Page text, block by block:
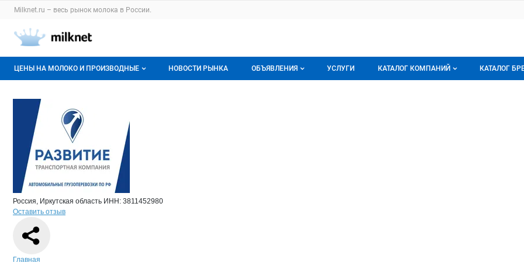
Раздел навигации по сайту milknet.ru
Milknet.ru – весь рынок молока в России.
Авторизация и меню пользователя
Навигация по разделам сайта milknet.ru
ЦЕНЫ НА МОЛОКО И ПРОИЗВОДНЫЕ
О мониторингах
Актуальные мониторинги
Динамика цен
Отзывы
НОВОСТИ РЫНКА ОБЪЯВЛЕНИЯ УСЛУГИ КАТАЛОГ КОМПАНИЙ КАТАЛОГ
Страница компании
Страница компании
Краткая информация о компании
Россия, Иркутская область ИНН: 3811452980
Оставить отзыв
Главная